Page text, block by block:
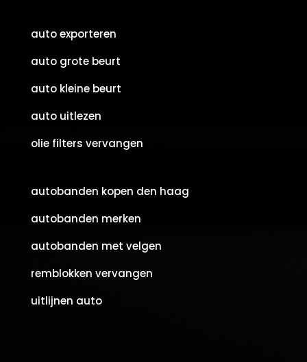
auto exporteren
auto grote beurt
auto kleine beurt
auto uitlezen
olie filters vervangen
autobanden kopen den haag
autobanden merken
autobanden met velgen
remblokken vervangen
uitlijnen auto